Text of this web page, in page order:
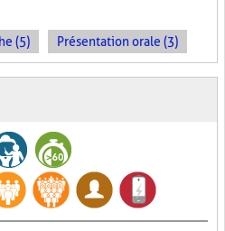
(5) Présentation orale (3)